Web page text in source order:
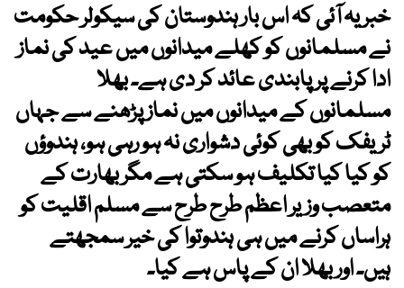
خبر یہ آئی کہ اس بار ہندوستان کی سیکولر حکومت
نے مسلمانوں کو کھلے میدانوں میں عید کی نماز
ادا کرنے پر پابندی عائد کر دی ہے۔ بھلا
مسلمانوں کے میدانوں میں نماز پڑھنے سے جہاں
ٹریفک کو بھی کوئی دشواری نہ ہو رہی ہو، ہندوؤں
کو کیا کیا تکلیف ہو سکتی ہے مگر بھارت کے
متعصب وزیر اعظم طرح طرح سے مسلم اقلیت کو
ہراساں کرنے میں ہی ہندوتوا کی خیر سمجھتے
ہیں۔ اور بھلا ان کے پاس ہے کیا۔